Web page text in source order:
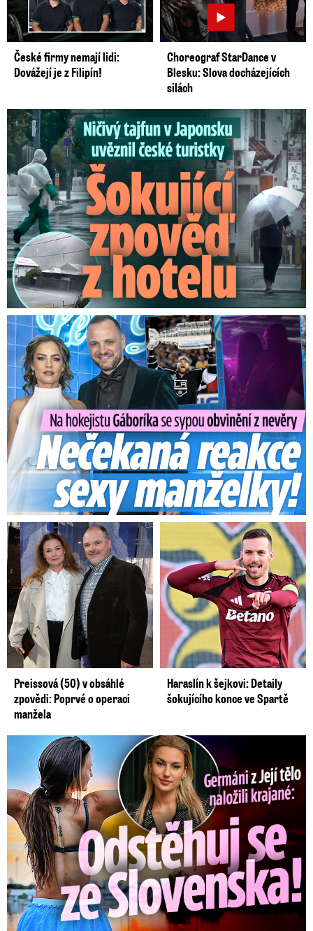
České firmy nemají lidi:
Dovážejí je z Filipín!
Choreograf StarDance v
Blesku: Slova docházejících
silách
Ničivý tajfun uvěznil české turistky: Šokující zpověď
Na Gáboríka se sypou obvinění z nevěry: Reakce manželky!
Preissová (50) v obsáhlé
zpovědi: Poprvé o operaci
manžela
Haraslín k šejkovi: Detaily
šokujícího konce ve Spartě
Germáni z Jejího těla: Odstěhuj se, vzkázali jí krajané